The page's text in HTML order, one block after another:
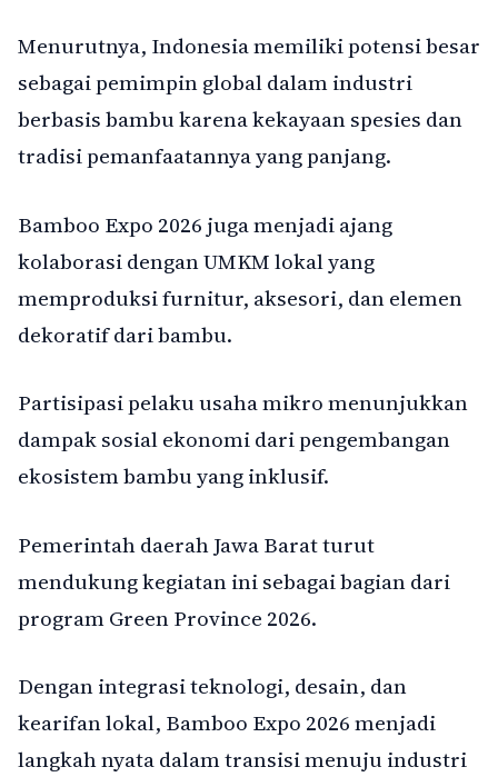
Menurutnya, Indonesia memiliki potensi besar
sebagai pemimpin global dalam industri
berbasis bambu karena kekayaan spesies dan
tradisi pemanfaatannya yang panjang.
Bamboo Expo 2026 juga menjadi ajang
kolaborasi dengan UMKM lokal yang
memproduksi furnitur, aksesori, dan elemen
dekoratif dari bambu.
Partisipasi pelaku usaha mikro menunjukkan
dampak sosial ekonomi dari pengembangan
ekosistem bambu yang inklusif.
Pemerintah daerah Jawa Barat turut
mendukung kegiatan ini sebagai bagian dari
program Green Province 2026.
Dengan integrasi teknologi, desain, dan
kearifan lokal, Bamboo Expo 2026 menjadi
langkah nyata dalam transisi menuju industri